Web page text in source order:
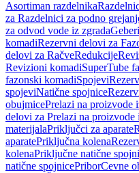
Asortiman razdelnika
za Razdelnici za podno
za odvod vode iz zgrada
komadiRezervni delovi za
delovi za RačveRedukcije
Revizioni komadiSuperTube
fazonski komadiSpojevi
spojeviNatične spojnice
obujmicePrelazi na proizvode
delovi za Prelazi na proizvode
materijalaPriključci za aparate
aparatePriključna kolena
kolenaPriključne natične
natične spojnicePriborCevne